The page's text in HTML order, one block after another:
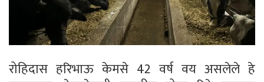
रोहिदास हरिभाऊ केमसे 42 वर्ष वय असलेले हे